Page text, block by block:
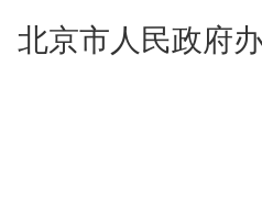
北京市人民政府